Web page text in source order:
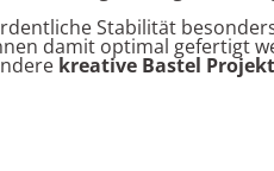
Stabilität
damit optimal gefertigt
kreative Bastel